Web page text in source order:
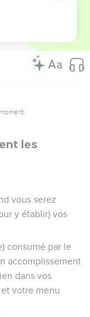
Pour vous procurer
les
vous serez
y établir) vos
consumé par le
accomplissement
dans vos
votre menu